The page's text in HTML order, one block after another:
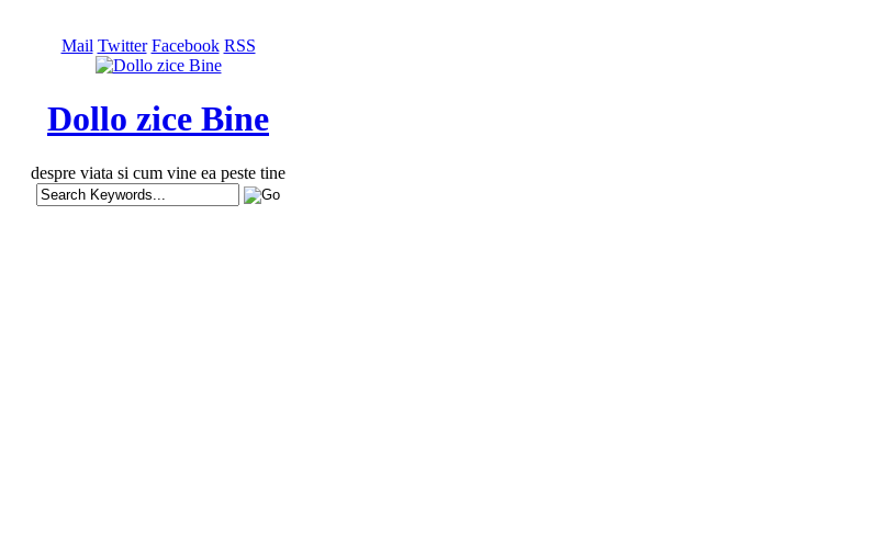
Mail Twitter Facebook RSS
Dollo zice Bine
despre viata si cum vine ea peste tine